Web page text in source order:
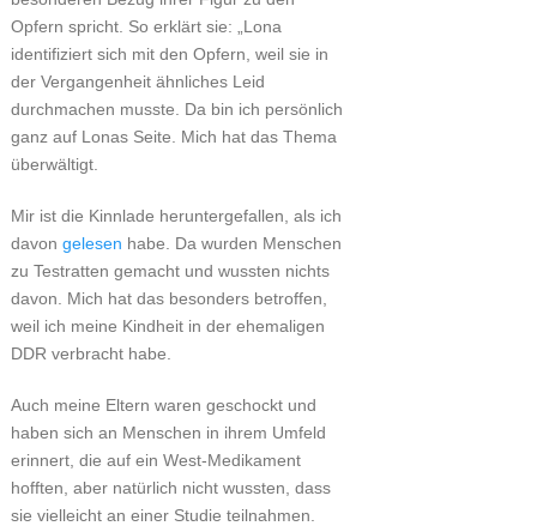
Opfern spricht. So erklärt sie: „Lona
identifiziert sich mit den Opfern, weil sie in
der Vergangenheit ähnliches Leid
durchmachen musste. Da bin ich persönlich
ganz auf Lonas Seite. Mich hat das Thema
überwältigt.
Mir ist die Kinnlade heruntergefallen, als ich
davon gelesen habe. Da wurden Menschen
zu Testratten gemacht und wussten nichts
davon. Mich hat das besonders betroffen,
weil ich meine Kindheit in der ehemaligen
DDR verbracht habe.
Auch meine Eltern waren geschockt und
haben sich an Menschen in ihrem Umfeld
erinnert, die auf ein West-Medikament
hofften, aber natürlich nicht wussten, dass
sie vielleicht an einer Studie teilnahmen.